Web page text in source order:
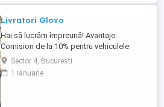
Livratori Glovo
Hai să lucrăm împreună! Avantaje:
Comision de la 10% pentru vehiculele
închiriate de la noi. Flotă de vehicule
pregătite pentru închiriere: biciclete
electrice și scutere. Comenzi constante și
Sector 4, Bucuresti
1 ianuarie